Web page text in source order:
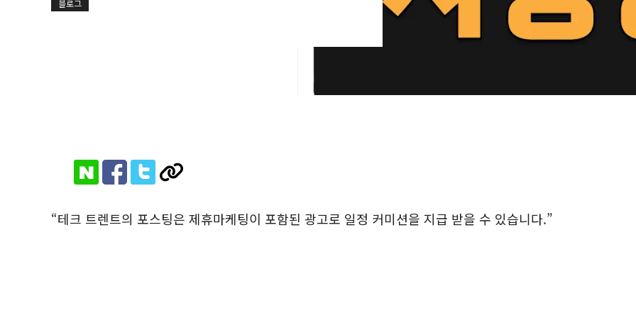
블로그
“테크 트렌트의 포스팅은 제휴마케팅이 포함된 광고로 일정 커미션을 지급 받을 수 있습니다.”